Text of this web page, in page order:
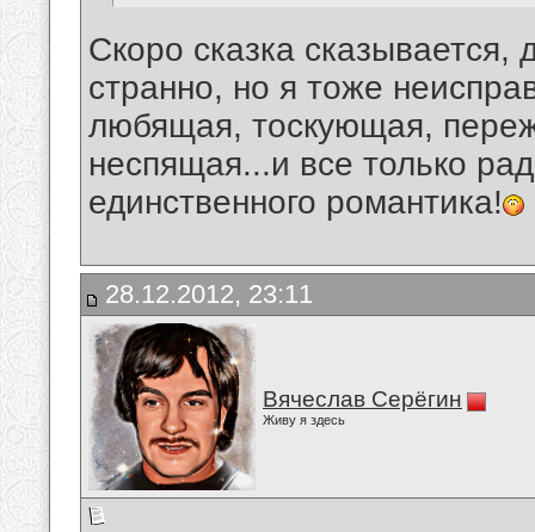
Скоро сказка сказывается,
странно, но я тоже
любящая, тоскующая,
неспящая...и все только
единственного романтика!
28.12.2012, 23:11
Вячеслав Серёгин
Живу я здесь